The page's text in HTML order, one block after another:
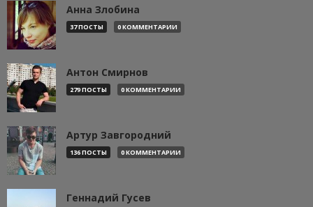
Анна Злобина
37 ПОСТЫ 0 КОММЕНТАРИИ
Антон Смирнов
279 ПОСТЫ 0 КОММЕНТАРИИ
Артур Завгородний
136 ПОСТЫ 0 КОММЕНТАРИИ
Геннадий Гусев